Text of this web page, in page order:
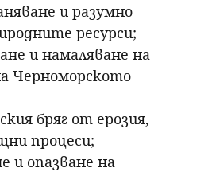
и разумно
ресурси;
и намаляване на
Черноморското
бряг от ерозия,
процеси;
и опазване на